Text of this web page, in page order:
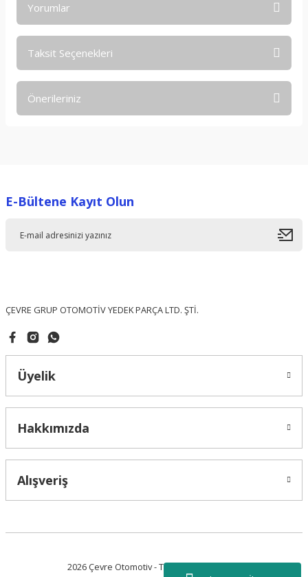
Yorumlar
Taksit Seçenekleri
Önerileriniz
Ürün resmi kalitesiz, bozuk veya görüntülenemiyor.
E-Bültene Kayıt Olun
ÇEVRE GRUP OTOMOTİV YEDEK PARÇA LTD. ŞTİ.
Üyelik
Hakkımızda
Alışveriş
2026 Çevre Otomotiv - Tüm Hakları Saklıdır.